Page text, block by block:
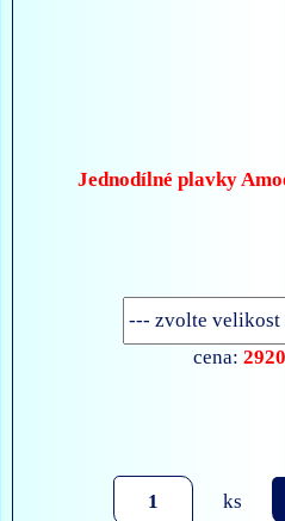
Jednodílné plavky
cena:
ks